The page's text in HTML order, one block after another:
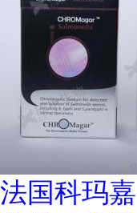
法国科玛